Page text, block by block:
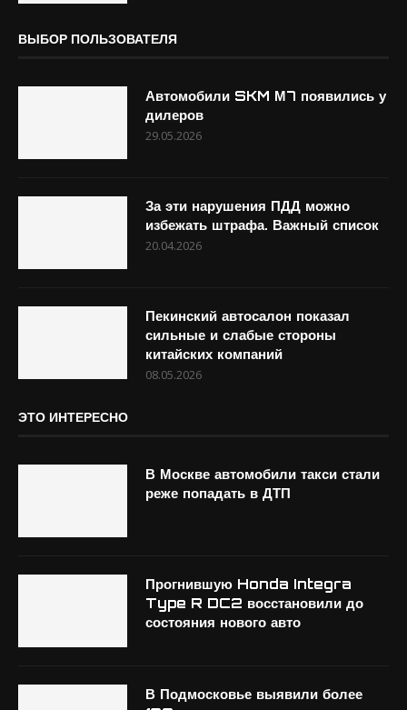
ВЫБОР ПОЛЬЗОВАТЕЛЯ
Автомобили SKM М7 появились у
дилеров
29.05.2026
За эти нарушения ПДД можно
избежать штрафа. Важный список
20.04.2026
Пекинский автосалон показал
сильные и слабые стороны
китайских компаний
08.05.2026
ЭТО ИНТЕРЕСНО
В Москве автомобили такси стали
реже попадать в ДТП
Прогнившую Honda Integra
Type R DC2 восстановили до
состояния нового авто
В Подмосковье выявили более